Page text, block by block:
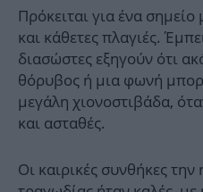
Πρόκειται για ένα
και κάθετες πλαγιές.
διασώστες εξηγούν ότι
θόρυβος ή μια φωνή
μεγάλη χιονοστιβάδα,
και ασταθές.
Οι καιρικές συνθήκες την